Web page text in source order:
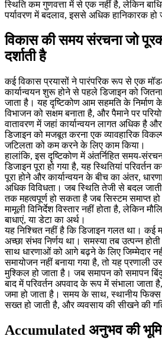
स्थिति कम गुणवत्ता में से एक नहीं है, लेकिन
पर्यावरण में बदलाव, इससे अधिक हानिकारक हो
विकास की समय संरचना जो
दर्शाती है
कई विकास प्रयासों ने पारंपरिक रूप से एक
कार्यान्वयन शुरू होने से पहले डिजाइन को
जाता है। यह दृष्टिकोण आम सहमति के निर्माण
विभाजन को सक्षम बनाता है, और पैमाने पर
वातावरण में जहां कार्यान्वयन लागत अधिक है
डिजाइन को मजबूत करना एक व्यावहारिक
जटिलता को कम करने के लिए काम किया।
हालांकि, इस दृष्टिकोण में अंतर्निहित समय-
डिजाइन पूरा हो गया है, यह स्थितियां
पूरा होने और कार्यान्वयन के बीच का अंतर,
अधिक विविधता। जब स्थिति तेजी से बदल
तक महत्वपूर्ण हो सकता है जब सिस्टम समाप्त
मामूली विनिर्देश विस्तार नहीं होता है, लेकिन
बाधाएं, या डेटा का अर्थ।
यह निश्चित नहीं है कि डिजाइन गलत था। कई
अच्छा संभव निर्णय था। समस्या तब उत्पन्न
साथ धारणाओं को आगे बढ़ने के लिए जिम्मेदार
समायोजन नहीं बनाया गया है, तो यह प्रणाली
मुश्किल हो जाता है। जब समापन को समापन
बाद में परिवर्तन अपवाद के रूप में संभाला जाता
जमा हो जाता है। समय के साथ, स्थानीय
सख्त हो जाती है, और व्यवसाय की सीखने की
Accumulated अनुभव की